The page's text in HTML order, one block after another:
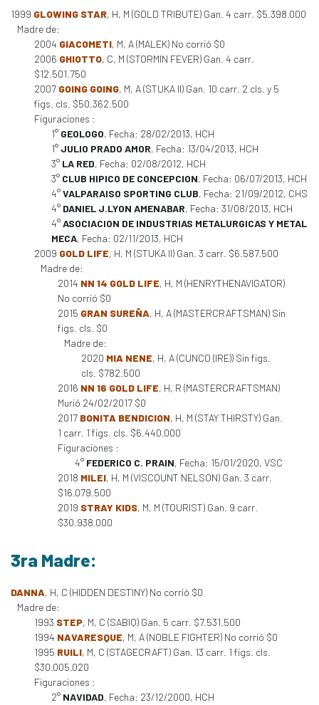
1999 GLOWING STAR, H, M (GOLD TRIBUTE) Gan. 4 carr. $5.398.000
Madre de:
2004 GIACOMETI, M, A (MALEK) No corrió $0
2006 GHIOTTO, C, M (STORMIN FEVER) Gan. 4 carr.
$12.501.750
2007 GOING GOING, M, A (STUKA II) Gan. 10 carr. 2 cls. y 5
figs. cls. $50.362.500
Figuraciones :
1° GEOLOGO, Fecha: 28/02/2013, HCH
1° JULIO PRADO AMOR, Fecha: 13/04/2013, HCH
3° LA RED, Fecha: 02/08/2012, HCH
3° CLUB HIPICO DE CONCEPCION, Fecha: 06/07/2013, HCH
4°VALPARAISO SPORTING CLUB, Fecha: 21/09/2012, CHS
4° DANIEL J.LYON AMENABAR, Fecha: 31/08/2013, HCH
4°ASOCIACION DE INDUSTRIAS METALURGICAS Y METAL
MECA, Fecha: 02/11/2013, HCH
2009 GOLD LIFE, H, M (STUKA II) Gan. 3 carr. $6.587.500
Madre de:
2014 NN 14 GOLD LIFE, H, M (HENRYTHENAVIGATOR)
No corrió $0
2015 GRAN SUREÑA, H, A (MASTERCRAFTSMAN) Sin
figs. cls. $0
Madre de:
2020 MIA NENE, H, A (CUNCO (IRE)) Sin figs.
cls. $782.500
2016 NN 16 GOLD LIFE, H, R (MASTERCRAFTSMAN)
Murió 24/02/2017 $0
2017 BONITA BENDICION, H, M (STAY THIRSTY) Gan.
1 carr. 1 figs. cls. $6.440.000
Figuraciones :
4° FEDERICO C. PRAIN, Fecha: 15/01/2020, VSC
2018 MILEI, H, M (VISCOUNT NELSON) Gan. 3 carr.
$16.079.500
2019 STRAY KIDS, M, M (TOURIST) Gan. 9 carr.
$30.938.000
3ra Madre:
DANNA, H, C (HIDDEN DESTINY) No corrió $0
Madre de:
1993 STEP, M, C (SABIQ) Gan. 5 carr. $7.531.500
1994 NAVARESQUE, M, A (NOBLE FIGHTER) No corrió $0
1995 RUILI, M, C (STAGECRAFT) Gan. 13 carr. 1 figs. cls.
$30.005.020
Figuraciones :
2° NAVIDAD, Fecha: 23/12/2000, HCH